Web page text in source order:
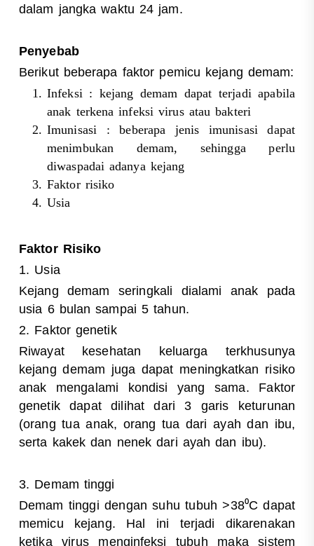
dalam jangka waktu 24 jam.
Penyebab
Berikut beberapa faktor pemicu kejang demam:
Infeksi : kejang demam dapat terjadi apabila
anak terkena infeksi virus atau bakteri
Imunisasi : beberapa jenis imunisasi dapat
menimbukan demam, sehingga perlu
diwaspadai adanya kejang
Faktor risiko
Usia
Faktor Risiko
1. Usia
Kejang demam seringkali dialami anak pada
usia 6 bulan sampai 5 tahun.
2. Faktor genetik
Riwayat kesehatan keluarga terkhusunya
kejang demam juga dapat meningkatkan risiko
anak mengalami kondisi yang sama. Faktor
genetik dapat dilihat dari 3 garis keturunan
(orang tua anak, orang tua dari ayah dan ibu,
serta kakek dan nenek dari ayah dan ibu).
3. Demam tinggi
Demam tinggi dengan suhu tubuh >38⁰C dapat
memicu kejang. Hal ini terjadi dikarenakan
ketika virus menginfeksi tubuh maka sistem